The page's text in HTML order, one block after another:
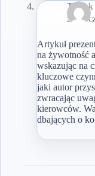
Tomek
24
Artykuł
na żywotność
wskazując na
kluczowe
jaki autor
zwracając
kierowców.
dbających o